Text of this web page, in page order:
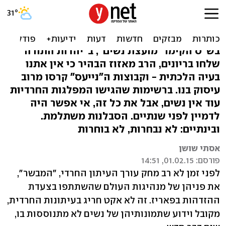
אנחנו החרדיות שחוללו את
בש"ס הקימו "מועצת נשים", ב"יהדות התורה"
שלחו בריונים, הרב מאזוז הבהיר כי אין אתנו
בעיה הלכתית - וקבוצות ה"נייעס" קרסו מרוב
עיסוק בנו. ברשימות שהגישו המפלגות החרדיות
עוד אין נשים, אבל את כל זה, אי אפשר היה
לדמיין לפני שנתיים. הסבלנות משתלמת.
ובינתיים: לא נבחרות, לא בוחרות
אסתי שושן
פורסם: 01.02.15, 14:51
לפני זמן לא רב מחק עורך העיתון החרדי, "המבשר",
את פניהן של מנהיגות העולם שהשתתפו בצעדת
ההזדהות בפאריז. זה לא אקט חריג בעיתונות החרדית,
מקובל וידוע שתמונותיהן של נשים לא מתנוססות בו,